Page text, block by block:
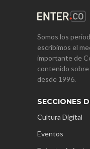
Somos los
escribimos el
importante de
contenido
desde 1996.
SECCIONES
Cultura Digital
Eventos